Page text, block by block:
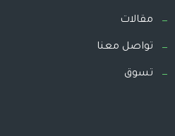
مقالات
تواصل معنا
تسوق